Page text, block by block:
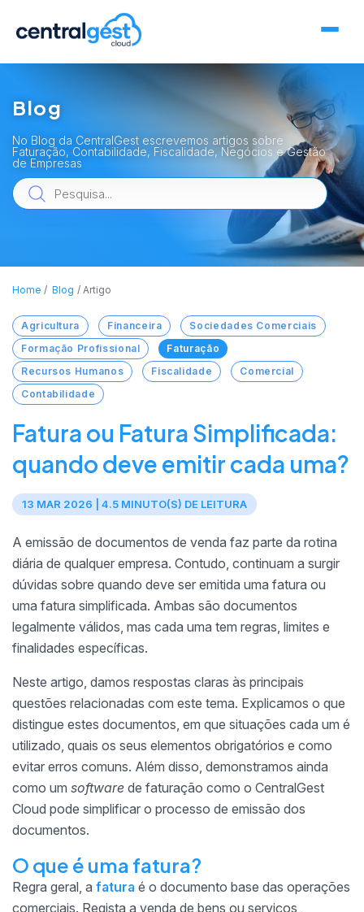
Blog
No Blog da CentralGest escrevemos artigos sobre
Faturação, Contabilidade, Fiscalidade, Negócios e Gestão
de Empresas
Home Blog Artigo
Agricultura Financeira
Sociedades Comerciais
Formação Profissional
Faturação
Recursos Humanos
Fiscalidade
Comercial
Contabilidade
Fatura ou Fatura Simplificada:
quando deve emitir cada uma?
13 MAR 2026 | 4.5 MINUTO(S) DE LEITURA
A emissão de documentos de venda faz parte da rotina
diária de qualquer empresa. Contudo, continuam a surgir
dúvidas sobre quando deve ser emitida uma fatura ou
uma fatura simplificada. Ambas são documentos
legalmente válidos, mas cada uma tem regras, limites e
finalidades específicas.
Neste artigo, damos respostas claras às principais
questões relacionadas com este tema. Explicamos o que
distingue estes documentos, em que situações cada um é
utilizado, quais os seus elementos obrigatórios e como
evitar erros comuns. Além disso, demonstramos ainda
como um software de faturação como o CentralGest
Cloud pode simplificar o processo de emissão dos
documentos.
O que é uma fatura?
Regra geral, a fatura é o documento base das operações
comerciais. Regista a venda de bens ou serviços,